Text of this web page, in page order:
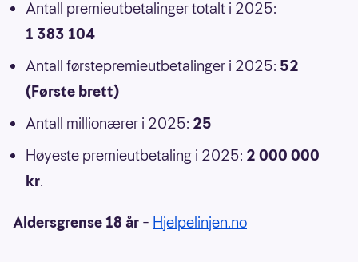
Antall premieutbetalinger totalt i 2025:
1 383 104
Antall førstepremieutbetalinger i 2025: 52
(Første brett)
Antall millionærer i 2025: 25
Høyeste premieutbetaling i 2025: 2 000 000
kr.
Aldersgrense 18 år – Hjelpelinjen.no